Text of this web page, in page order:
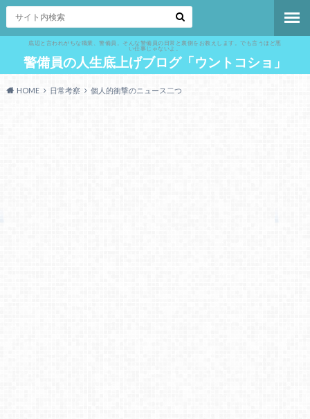
底辺と言われがちな職業、警備員。そんな警備員の日常と裏側をお教えします。でも言うほど悪
い仕事じゃないよ。
警備員の人生底上げブログ「ウントコショ」
HOME 日常考察 個人的衝撃のニュース二つ